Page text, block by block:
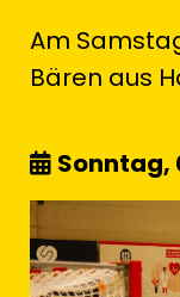
Am
Bären aus
Sonntag,